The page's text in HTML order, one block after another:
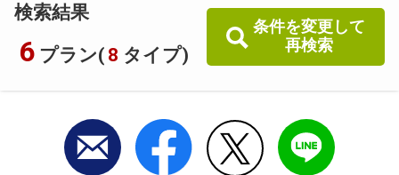
検索結果
6 プラン( 8 タイプ)
条件を変更して
再検索